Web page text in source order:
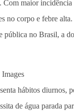
Com maior
no corpo e febre
pública no Brasil, a